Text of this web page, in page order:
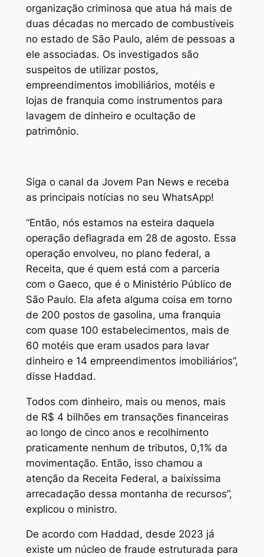
organização criminosa que atua há mais de
duas décadas no mercado de combustíveis
no estado de São Paulo, além de pessoas a
ele associadas. Os investigados são
suspeitos de utilizar postos,
empreendimentos imobiliários, motéis e
lojas de franquia como instrumentos para
lavagem de dinheiro e ocultação de
patrimônio.
Siga o canal da Jovem Pan News e receba
as principais notícias no seu WhatsApp!
“Então, nós estamos na esteira daquela
operação deflagrada em 28 de agosto. Essa
operação envolveu, no plano federal, a
Receita, que é quem está com a parceria
com o Gaeco, que é o Ministério Público de
São Paulo. Ela afeta alguma coisa em torno
de 200 postos de gasolina, uma franquia
com quase 100 estabelecimentos, mais de
60 motéis que eram usados para lavar
dinheiro e 14 empreendimentos imobiliários”,
disse Haddad.
Todos com dinheiro, mais ou menos, mais
de R$ 4 bilhões em transações financeiras
ao longo de cinco anos e recolhimento
praticamente nenhum de tributos, 0,1% da
movimentação. Então, isso chamou a
atenção da Receita Federal, a baixíssima
arrecadação dessa montanha de recursos”,
explicou o ministro.
De acordo com Haddad, desde 2023 já
existe um núcleo de fraude estruturada para